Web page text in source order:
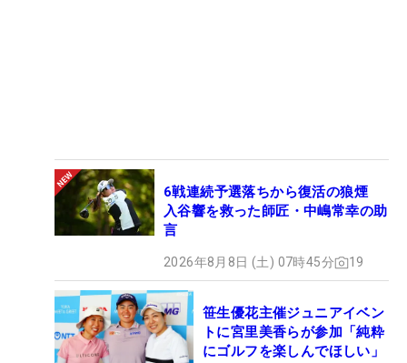
6戦連続予選落ちから復活の狼煙
入谷響を救った師匠・中嶋常幸の助
言
2026年8月8日 (土) 07時45分 19
笹生優花主催ジュニアイベン
トに宮里美香らが参加「純粋
にゴルフを楽しんでほしい」